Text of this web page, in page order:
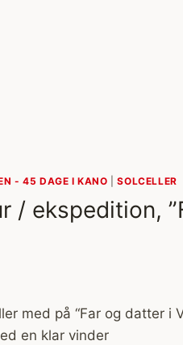
- 45 DAGE I KANO |SOLCELLER
/ ekspedition,
med på “Far og datter i
en klar vinder